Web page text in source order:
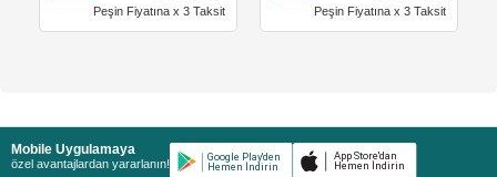
Peşin Fiyatına x 3 Taksit Peşin Fiyatına x 3 Taksit
Mobile Uygulamaya
özel avantajlardan yararlanın!